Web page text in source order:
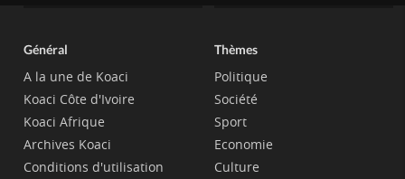
Général
A la une de Koaci
Koaci Côte d'Ivoire
Koaci Afrique
Archives Koaci
Conditions d'utilisation
Thèmes
Politique
Société
Sport
Economie
Culture